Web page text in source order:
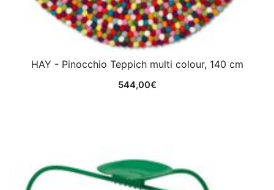
HAY - Pinocchio Teppich multi colour, 140 cm
544,00€